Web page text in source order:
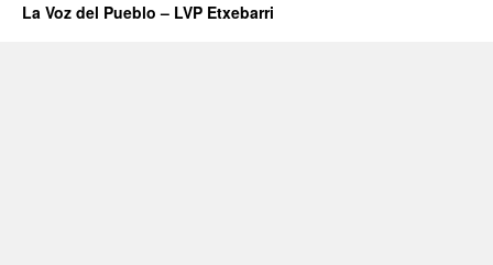
La Voz del Pueblo – LVP Etxebarri